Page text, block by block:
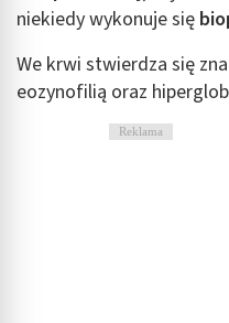
niekiedy wykonuje się
We krwi stwierdza się
eozynofilią oraz
Reklama